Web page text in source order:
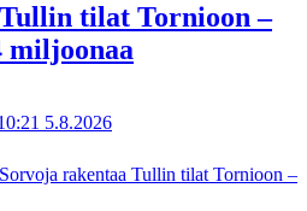
tilat Tornioon –
miljoonaa
5.8.2026
rakentaa Tullin tilat Tornioon –